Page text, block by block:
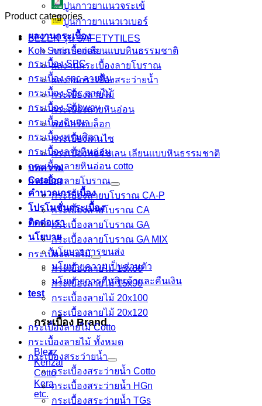
ปูนกาวยาเเนวจระเข้
ปูนกาวยาเเนวเวเบอร์
ผลงานกระเบื้อง
กระเบื้องเลียนแบบหินธรรมชาติ
ผลงานกระเบื้องลายโบราณ
ผลงานกระเบื้องสระว่ายนํ้า
กระเบื้องลายไม้
กระเบื้องลายหินอ่อน
คอนกรีตบล็อก
กระเบื้องเคนไซ
กระเบื้องพอร์ชเลน เลียนเเบบหินธรรมชาติ
บทความ
Catalog
คำนวณกระเบื้อง
โปรโมชั่นกระเบื้อง
ติดต่อเรา
นโยบาย
นโยบายการขนส่ง
นโยบายความเป็นส่วนตัว
นโยบายการคืนสินค้าและคืนเงิน
test
กระเบื้อง Brand
Blezz
Kenzai
Cotto
Kera
etc.
Product categories
BEZEN รุ่น SAFETYTILES
Koh Surin series
กระเบื้อง SPC
กระเบื้อง spc ลายหิน
กระเบื้อง Spc ลายไม้
กระเบื้อง Subway
กระเบื้องดินเผา
กระเบื้องพรมศิลา
กระเบื้องลายหินอ่อน
กระเบื้องลายหินอ่อน cotto
กระเบื้องลายโบราณ
กระเบื้องลายบโบราณ CA-P
กระเบื้องลายโบราณ CA
กระเบื้องลายโบราณ GA
กระเบื้องลายโบราณ GA MIX
กระเบื้องลายไม้
กระเบื้องลายไม้ 15x60
กระเบื้องลายไม้ 15x90
กระเบื้องลายไม้ 20x100
กระเบื้องลายไม้ 20x120
กระเบื้องลายไม้ Cotto
กระเบื้องลายไม้ ทั้งหมด
กระเบื้องสระว่ายน้ำ
กระเบื้องสระว่ายน้ำ Cotto
กระเบื้องสระว่ายน้ำ HGn
กระเบื้องสระว่ายน้ำ TGs